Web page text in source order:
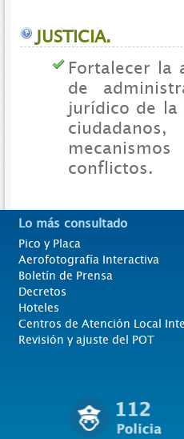
JUSTICIA.
Fortalecer la
de
jurídico de la
conflictos.
Lo más consultado
Pico y Placa
Aerofotografía Interactiva
Boletín de Prensa
Decretos
Hoteles
Centros de Atención Local
Revisión y ajuste del POT